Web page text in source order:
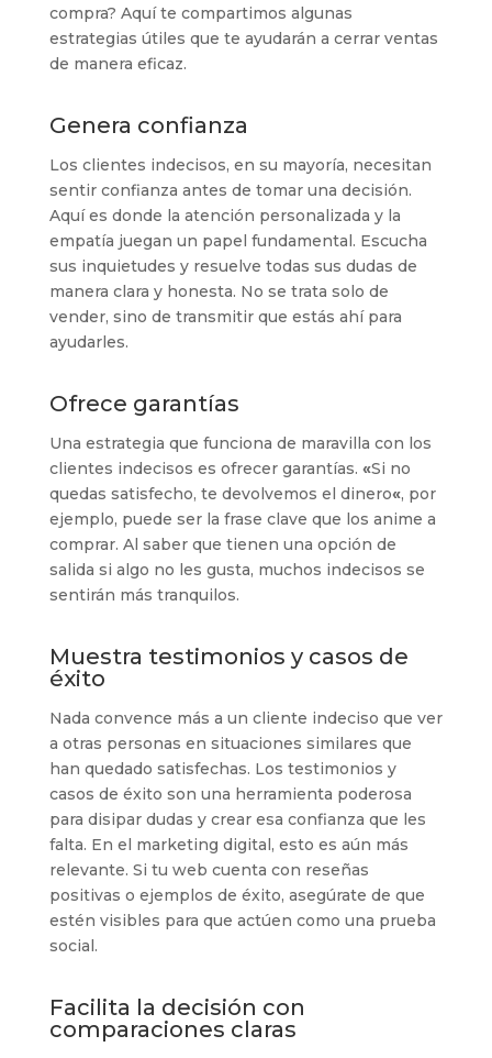
compra? Aquí te compartimos algunas
estrategias útiles que te ayudarán a cerrar ventas
de manera eficaz.
Genera confianza
Los clientes indecisos, en su mayoría, necesitan
sentir confianza antes de tomar una decisión.
Aquí es donde la atención personalizada y la
empatía juegan un papel fundamental. Escucha
sus inquietudes y resuelve todas sus dudas de
manera clara y honesta. No se trata solo de
vender, sino de transmitir que estás ahí para
ayudarles.
Ofrece garantías
Una estrategia que funciona de maravilla con los
clientes indecisos es ofrecer garantías. «Si no
quedas satisfecho, te devolvemos el dinero«, por
ejemplo, puede ser la frase clave que los anime a
comprar. Al saber que tienen una opción de
salida si algo no les gusta, muchos indecisos se
sentirán más tranquilos.
Muestra testimonios y casos de
éxito
Nada convence más a un cliente indeciso que ver
a otras personas en situaciones similares que
han quedado satisfechas. Los testimonios y
casos de éxito son una herramienta poderosa
para disipar dudas y crear esa confianza que les
falta. En el marketing digital, esto es aún más
relevante. Si tu web cuenta con reseñas
positivas o ejemplos de éxito, asegúrate de que
estén visibles para que actúen como una prueba
social.
Facilita la decisión con
comparaciones claras